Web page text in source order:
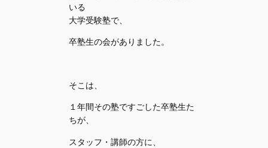
いる
大学受験塾で、
卒塾生の会がありました。
そこは、
１年間その塾ですごした卒塾生た
ちが、
スタッフ・講師の方に、